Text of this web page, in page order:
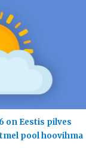
on Eestis pilves
pool hoovihma